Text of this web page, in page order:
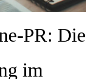
PR: Die
im